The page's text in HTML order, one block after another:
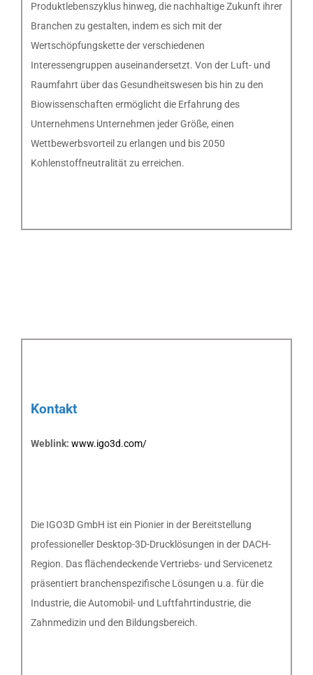
Produktlebenszyklus hinweg, die nachhaltige Zukunft ihrer
Branchen zu gestalten, indem es sich mit der
Wertschöpfungskette der verschiedenen
Interessengruppen auseinandersetzt. Von der Luft- und
Raumfahrt über das Gesundheitswesen bis hin zu den
Biowissenschaften ermöglicht die Erfahrung des
Unternehmens Unternehmen jeder Größe, einen
Wettbewerbsvorteil zu erlangen und bis 2050
Kohlenstoffneutralität zu erreichen.
Kontakt
Weblink: www.igo3d.com/
Die IGO3D GmbH ist ein Pionier in der Bereitstellung
professioneller Desktop-3D-Drucklösungen in der DACH-
Region. Das flächendeckende Vertriebs- und Servicenetz
präsentiert branchenspezifische Lösungen u.a. für die
Industrie, die Automobil- und Luftfahrtindustrie, die
Zahnmedizin und den Bildungsbereich.